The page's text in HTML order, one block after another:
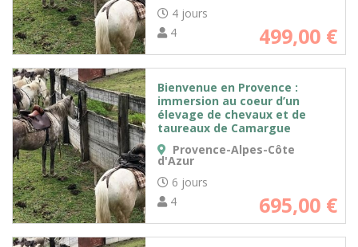
4 jours
4
499,00 €
Bienvenue en Provence :
immersion au coeur d’un
élevage de chevaux et de
taureaux de Camargue
Provence-Alpes-Côte
d'Azur
6 jours
4
695,00 €